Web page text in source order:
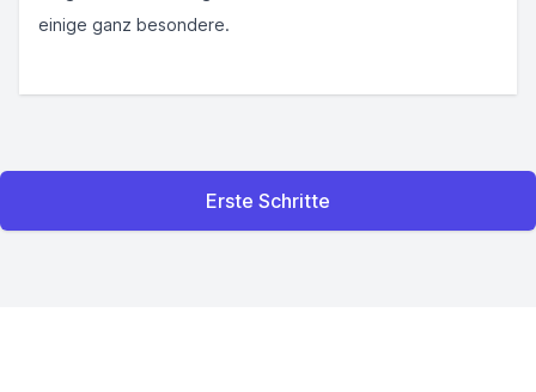
einige ganz besondere.
Erste Schritte